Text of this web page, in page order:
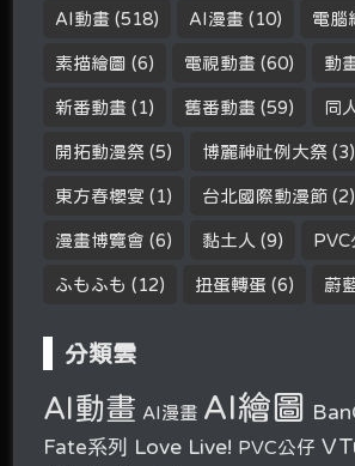
AI動畫 (518) AI漫畫 (10) 電腦
素描繪圖 (6) 電視動畫 (60) 動
新番動畫 (1) 舊番動畫 (59) 同
開拓動漫祭 (5) 博麗神社例大祭 (3)
東方春櫻宴 (1) 台北國際動漫節 (2)
漫畫博覽會 (6) 黏土人 (9) PVC
ふもふも (12) 扭蛋轉蛋 (6) 蔚
分類雲
AI動畫 AI漫畫 AI繪圖
Fate系列
Love Live! PVC公仔